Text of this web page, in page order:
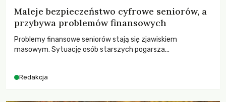
Maleje bezpieczeństwo cyfrowe seniorów, a
przybywa problemów finansowych
Problemy finansowe seniorów stają się zjawiskiem
masowym. Sytuację osób starszych pogarsza
Redakcja